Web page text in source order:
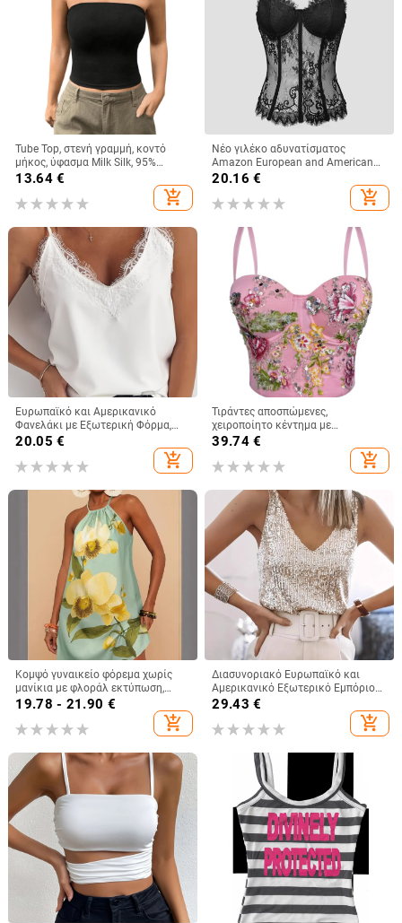
Tube Top, στενή γραμμή, κοντό
μήκος, ύφασμα Milk Silk, 95%
πολυεστέρας και σπάντεξ, χωρίς
13.64€
add_shopping_cart
Νέο γιλέκο αδυνατίσματος
Amazon European and American
Street Spice Girl Lace Eyelashes
Γυναικείο 9018
20.16 €
add_shopping_cart
Ευρωπαϊκό και Αμερικανικό
Φανελάκι με Εξωτερική Φόρμα,
Γυναικείο Καλοκαιρινό Φανελάκι
με Βλεφαρίδες και Δαντέλα, V-
Neck, Χαλαρό Μπλούζα με Βάση
20.05 €
add_shopping_cart
Τιράντες αποσπώμενες,
χειροποίητο κέντημα με
λουλούδια και χάντρες, κορσέ με
ενίσχυση, ρετρό στυλ, στενός
κόψιμος, πολυεστέρας 80–90%
39.74€
add_shopping_cart
Κομψό γυναικείο φόρεμα χωρίς
μανίκια με φλοράλ εκτύπωση,
λεπτές τιράντες και λεπτομέρεια
δέσιμου, μίνι μήκος, γραμμή Α,
casual
19.78 - 21.90 €
add_shopping_cart
Διασυνοριακό Ευρωπαϊκό και
Αμερικανικό Εξωτερικό Εμπόριο
2024 Διασυνοριακό Γυναικείο
Κορυφαίο Αμαζονικό Εμπόριο
Station Καλοκαιρινό
Πούλιες
29.43 €
add_shopping_cart